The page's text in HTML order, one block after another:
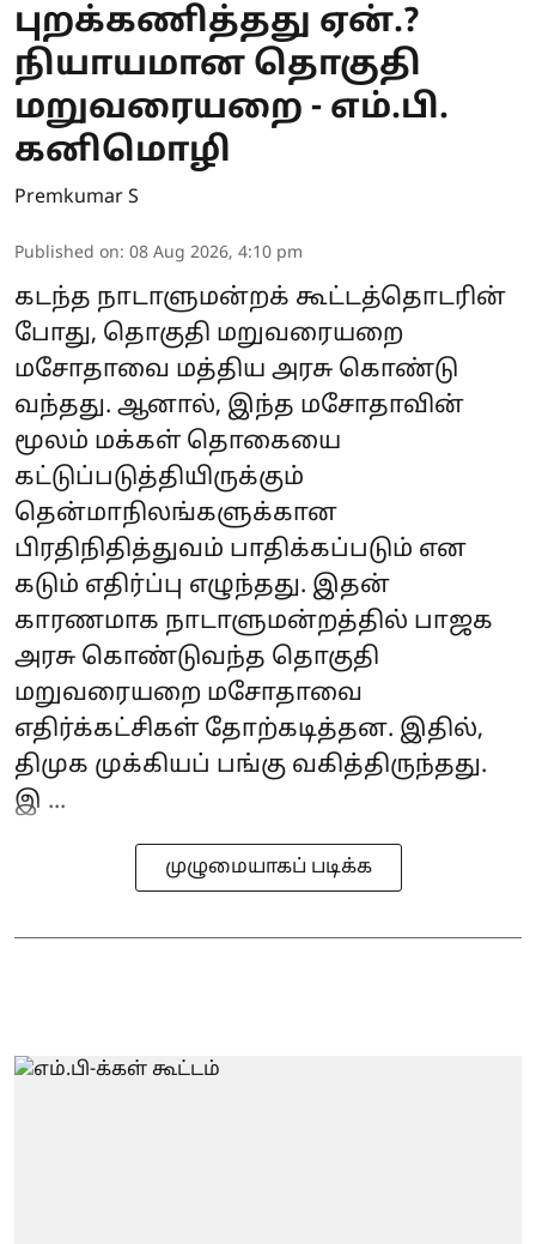
புறக்கணித்தது ஏன்.?
நியாயமான தொகுதி
மறுவரையறை - எம்.பி.
கனிமொழி
Premkumar S
Published on: 08 Aug 2026, 4:10 pm
கடந்த நாடாளுமன்றக் கூட்டத்தொடரின்
போது, தொகுதி மறுவரையறை
மசோதாவை மத்திய அரசு கொண்டு
வந்தது. ஆனால், இந்த மசோதாவின்
மூலம் மக்கள் தொகையை
கட்டுப்படுத்தியிருக்கும்
தென்மாநிலங்களுக்கான
பிரதிநிதித்துவம் பாதிக்கப்படும் என
கடும் எதிர்ப்பு எழுந்தது. இதன்
காரணமாக நாடாளுமன்றத்தில் பாஜக
அரசு கொண்டுவந்த தொகுதி
மறுவரையறை மசோதாவை
எதிர்க்கட்சிகள் தோற்கடித்தன. இதில்,
திமுக முக்கியப் பங்கு வகித்திருந்தது.
இ ...
முழுமையாகப் படிக்க